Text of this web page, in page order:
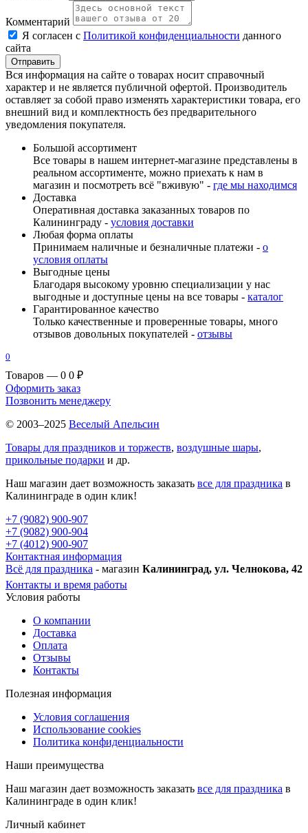
Комментарий
Я согласен с Политикой конфиденциальности данного
сайта
Вся информация на сайте о товарах носит справочный
характер и не является публичной офертой. Производитель
оставляет за собой право изменять характеристики товара, его
внешний вид и комплектность без предварительного
уведомления покупателя.
Большой ассортимент
Все товары в нашем интернет-магазине представлены в
реальном ассортименте, можно приехать к нам в
магазин и посмотреть всё "вживую" - где мы находимся
Доставка
Оперативная доставка заказанных товаров по
Калининграду - условия доставки
Любая форма оплаты
Принимаем наличные и безналичные платежи - о
условия оплаты
Выгодные цены
Благодаря высокому уровню специализации у нас
выгодные и доступные цены на все товары - каталог
Гарантированное качество
Только качественные и проверенные товары, много
отзывов довольных покупателей - отзывы
0
Товаров — 0 0 ₽
Оформить заказ
Позвонить менеджеру
© 2003–2025 Веселый Апельсин
Товары для праздников и торжеств, воздушные шары,
прикольные подарки и др.
Наш магазин дает возможность заказать все для праздника в
Калининграде в один клик!
+7 (9082) 900-907
+7 (9082) 900-904
+7 (4012) 900-907
Контактная информация
Всё для праздника - магазин Калининград, ул. Челнокова, 42
Контакты и время работы
Условия работы
О компании
Доставка
Оплата
Отзывы
Контакты
Полезная информация
Условия соглашения
Использование cookies
Политика конфиденциальности
Наши преимущества
Наш магазин дает возможность заказать все для праздника в
Калининграде в один клик!
Личный кабинет